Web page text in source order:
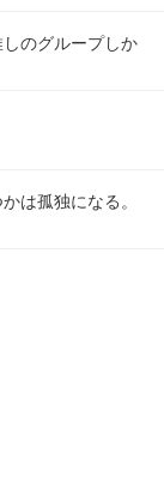
のグループしか
は孤独になる。